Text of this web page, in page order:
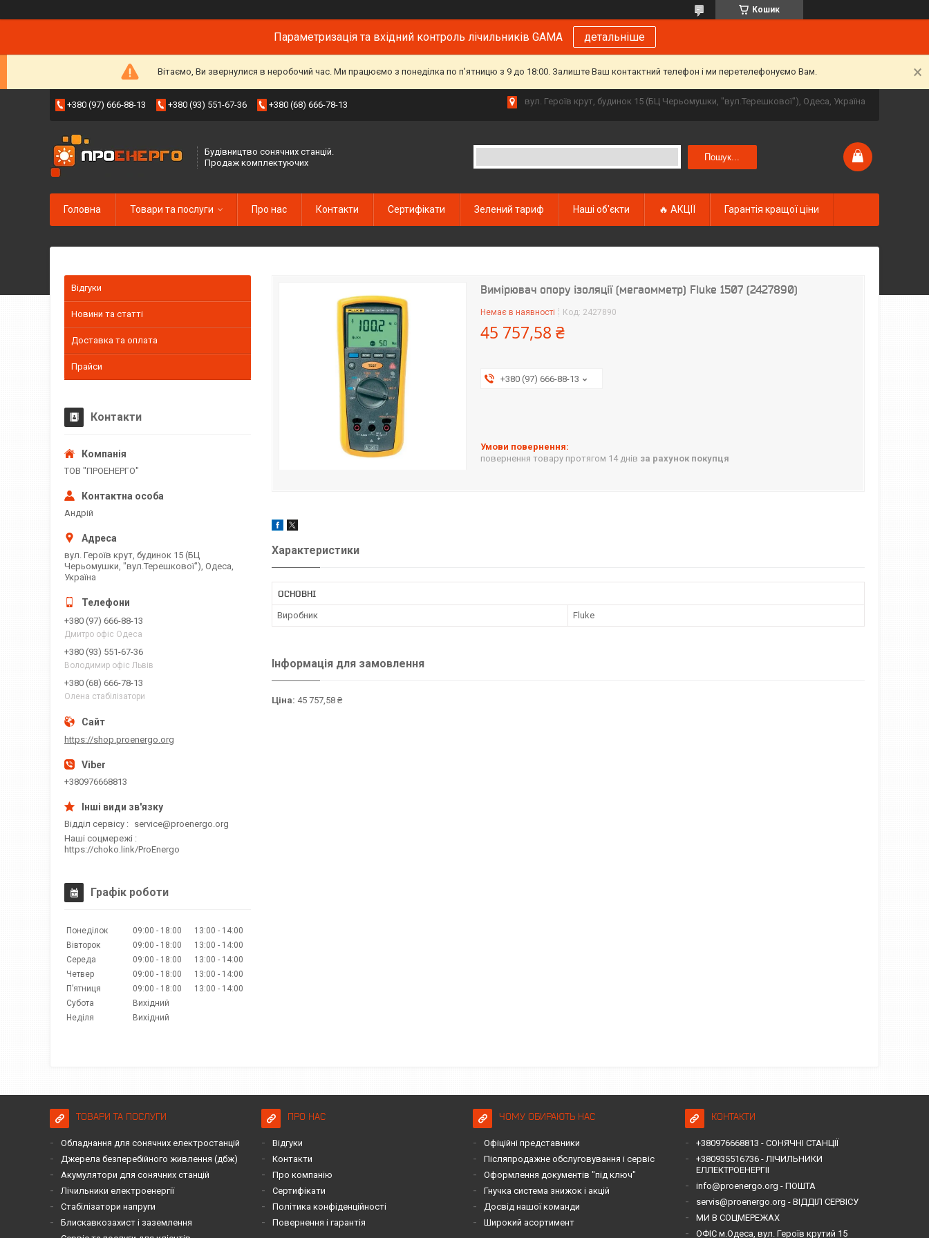
Кошик
Параметризація та вхідний контроль лічильників GAMA детальніше
Вітаємо, Ви звернулися в неробочий час. Ми працюємо з понеділка по пʼятницю з 9 до 18:00. Залиште Ваш контактний телефон і ми перетелефонуємо Вам.
+380 (97) 666-88-13 +380 (93) 551-67-36 +380 (68) 666-78-13 вул. Героїв крут, будинок 15 (БЦ Черьомушки, "вул.Терешкової"), Одеса, Україна
Будівництво сонячних станцій.
Продаж комплектуючих
Пошук...
Головна Товари та послуги Про нас Контакти Сертифікати Зелений тариф Наші об'єкти 🔥 АКЦІЇ Гарантія кращої ціни
Вимірювач опору ізоляції (мегаомметр) Fluke 1507 (2427890)
Немає в наявності Код: 2427890
45 757,58 ₴
+380 (97) 666-88-13
повернення товару протягом 14 днів за рахунок покупця
Характеристики
ОСНОВНІ
Виробник Fluke
Інформація для замовлення
Ціна: 45 757,58 ₴
Відгуки
Новини та статті
Доставка та оплата
Прайси
Контакти
ТОВ "ПРОЕНЕРГО"
Андрій
вул. Героїв крут, будинок 15 (БЦ
Черьомушки, "вул.Терешкової"), Одеса,
Україна
+380 (97) 666-88-13
Дмитро офіс Одеса
+380 (93) 551-67-36
Володимир офіс Львів
+380 (68) 666-78-13
Олена стабілізатори
https://shop.proenergo.org
+380976668813
Відділ сервісу
service@proenergo.org
Наші соцмережі
https://choko.link/ProEnergo
Графік роботи
Понеділок 09:00 18:00 13:00
14:00
Вівторок
09:00 18:00 13:00
14:00
Середа
09:00 18:00 13:00
14:00
Четвер
09:00 18:00 13:00
14:00
Пʼятниця
09:00 18:00 13:00
14:00
Субота
Вихідний
Неділя
Вихідний
ТОВАРИ ТА ПОСЛУГИ
Обладнання для сонячних електростанцій
Джерела безперебійного живлення (дбж)
Акумулятори для сонячних станцій
Лічильники електроенергії
Стабілізатори напруги
Блискавкозахист і заземлення
ПРО НАС
Відгуки
Контакти
Про компанію
Сертифікати
Політика конфіденційності
Повернення і гарантія
ЧОМУ ОБИРАЮТЬ НАС
Офіційні представники
Післяпродажне обслуговування і сервіс
Оформлення документів "під ключ"
Гнучка система знижок і акцій
Досвід нашої команди
Широкий асортимент
КОНТАКТИ
+380976668813 - СОНЯЧНІ СТАНЦІЇ
+380935516736 - ЛІЧИЛЬНИКИ
ЕЛЛЕКТРОЕНЕРГІІ
info@proenergo.org - ПОШТА
servis@proenergo.org - ВІДДІЛ СЕРВІСУ
МИ В СОЦМЕРЕЖАХ
ОФІС м.Одеса, вул. Героїв крутий 15